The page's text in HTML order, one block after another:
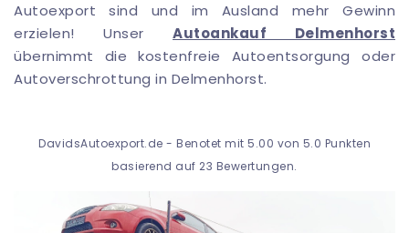
Autoexport sind und im Ausland mehr Gewinn
erzielen! Unser Autoankauf Delmenhorst
übernimmt die kostenfreie Autoentsorgung oder
Autoverschrottung in Delmenhorst.
DavidsAutoexport.de - Benotet mit 5.00 von 5.0 Punkten
basierend auf 23 Bewertungen.